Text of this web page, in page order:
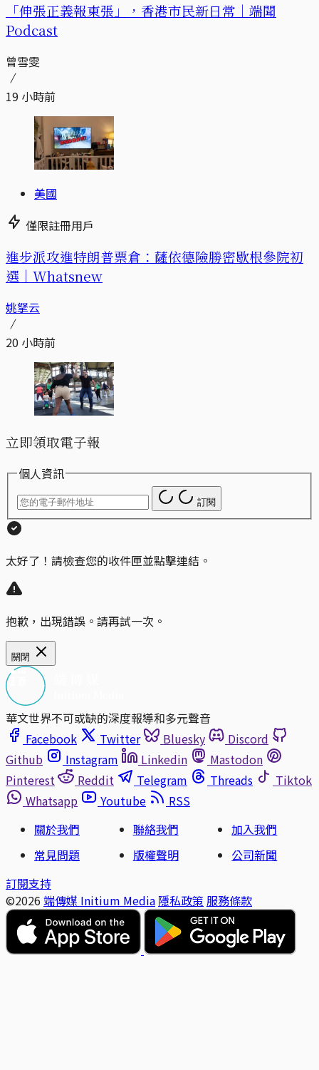
「伸張正義報東張」，香港市民新日常｜端聞
Podcast
曾雪雯
19 小時前
美國
僅限註冊用戶
進步派攻進特朗普票倉：薩依德險勝密歇根參院初
選｜Whatsnew
姚拏云
20 小時前
立即領取電子報
個人資訊
訂閱
太好了！請檢查您的收件匣並點擊連結。
抱歉，出現錯誤。請再試一次。
關閉
華文世界不可或缺的深度報導和多元聲音
Facebook
Twitter Bluesky
Discord
Github
Instagram Linkedin
Mastodon
Pinterest
Reddit Telegram Threads
Tiktok
Whatsapp
Youtube
RSS
關於我們
聯絡我們
加入我們
常見問題
版權聲明
公司新聞
訂閱支持
©2026 端傳媒 Initium Media 隱私政策 服務條款